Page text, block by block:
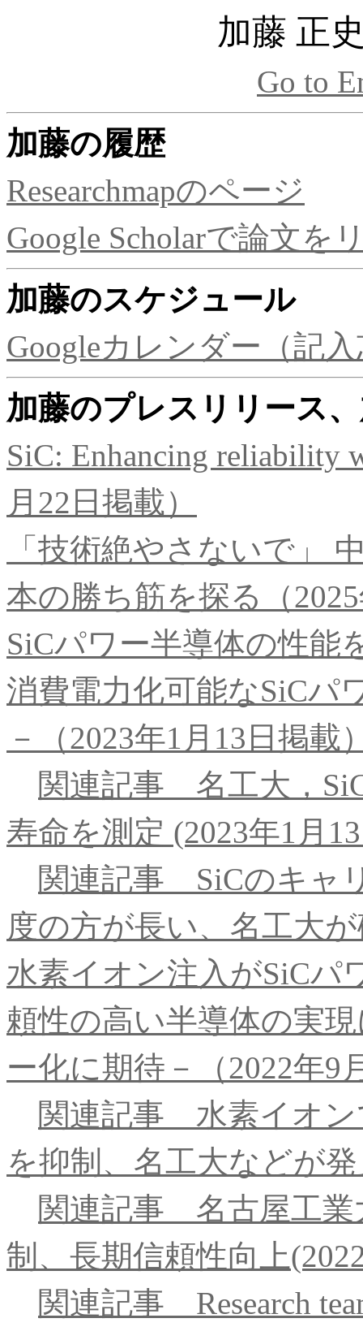
加藤 正
Go to
加藤の履歴
Researchmapのページ
Google Scholarで論文を
加藤のスケジュール
Googleカレンダー（記
加藤のプレスリリース
SiC: Enhancing reliability
月22日掲載）
「技術絶やさないで」
本の勝ち筋を探る（
SiCパワー半導体の性能
消費電力化可能なSiCパ
－（2023年1月13日掲載
関連記事 名工大，
寿命を測定 (2023年1月
関連記事 SiCのキャ
度の方が長い、名工大
水素イオン注入がSiCパ
頼性の高い半導体の実
ー化に期待－（2022年9
関連記事 水素イオン
を抑制、名工大などが
関連記事 名古屋工業
制、長期信頼性向上
関連記事 Research